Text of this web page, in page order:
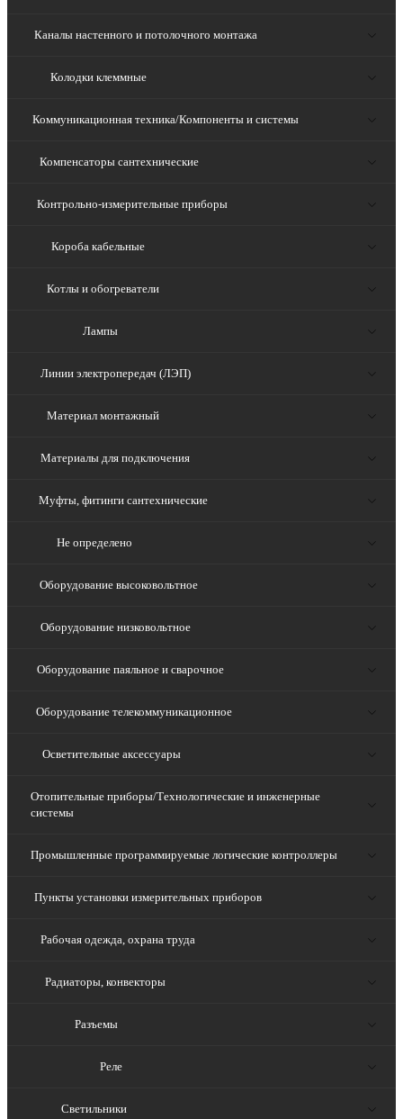
Каналы настенного и потолочного монтажа
Колодки клеммные
Коммуникационная техника/Компоненты и системы
Компенсаторы сантехнические
Контрольно-измерительные приборы
Короба кабельные
Котлы и обогреватели
Лампы
Линии электропередач (ЛЭП)
Материал монтажный
Материалы для подключения
Муфты, фитинги сантехнические
Не определено
Оборудование высоковольтное
Оборудование низковольтное
Оборудование паяльное и сварочное
Оборудование телекоммуникационное
Осветительные аксессуары
Отопительные приборы/Технологические и инженерные
системы
Промышленные программируемые логические контроллеры
Пункты установки измерительных приборов
Рабочая одежда, охрана труда
Радиаторы, конвекторы
Разъемы
Реле
Светильники